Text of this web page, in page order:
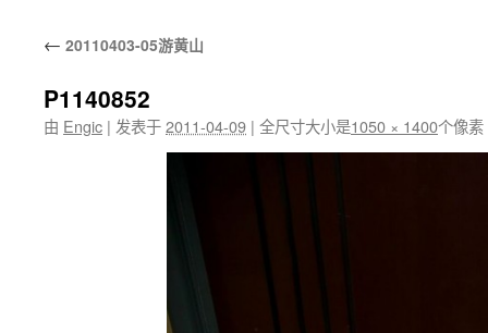
← 20110403-05游黄山
P1140852
由 Engic | 发表于2011-04-09 | 全尺寸大小是1050 × 1400个像素